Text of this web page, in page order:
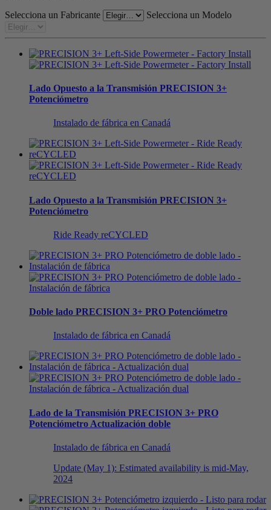
Selecciona un Fabricante
Selecciona un Modelo
Lado Opuesto a la Transmisión PRECISION 3+
Potenciómetro
Instalado de fábrica en Canadá
Lado Opuesto a la Transmisión PRECISION 3+
Potenciómetro
Ride Ready reCYCLED
Doble lado PRECISION 3+ PRO Potenciómetro
Instalado de fábrica en Canadá
Lado de la Transmisión PRECISION 3+ PRO
Potenciómetro Actualización doble
Instalado de fábrica en Canadá
Update (May 1): Estimated availability is mid-May,
2024